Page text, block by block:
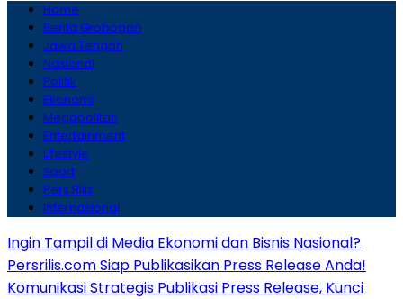
Home
Berita Grobogan
Jawa Tengah
Nasional
Politik
Ekonomi
Megapolitan
Entertainment
Lifestyle
Sport
Pers Rilis
Internasional
Ingin Tampil di Media Ekonomi dan Bisnis Nasional?
Persrilis.com Siap Publikasikan Press Release Anda!
Komunikasi Strategis Publikasi Press Release, Kunci